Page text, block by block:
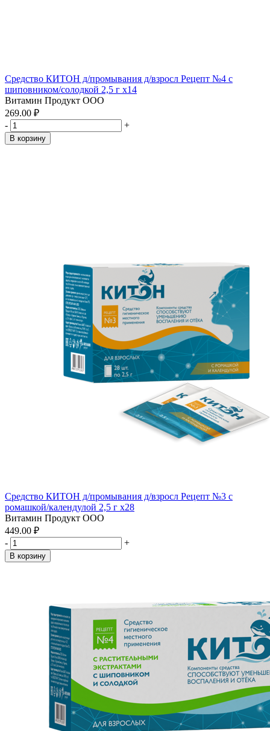
Средство КИТОН д/промывания д/взросл Рецепт №4 с
шиповником/солодкой 2,5 г x14
Витамин Продукт ООО
269.00 ₽
-
+
В корзину
Средство КИТОН д/промывания д/взросл Рецепт №3 с
ромашкой/календулой 2,5 г x28
Витамин Продукт ООО
449.00 ₽
-
+
В корзину